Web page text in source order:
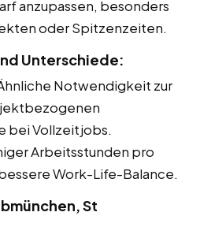
anzupassen, besonders
oder Spitzenzeiten.
Unterschiede:
Notwendigkeit zur
bei Vollzeitjobs.
Arbeitsstunden pro
Work-Life-Balance.
St